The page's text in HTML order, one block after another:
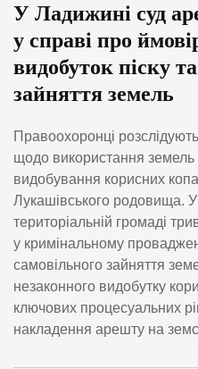
У Ладижині суд
у справі про
видобуток піску
зайняття земель
Правоохоронці
щодо використання земель
видобування корисних
Лукашівського родовища. У
територіальній громаді
у кримінальному
самовільного зайняття
незаконного видобутку
ключових процесуальних
накладення арешту на